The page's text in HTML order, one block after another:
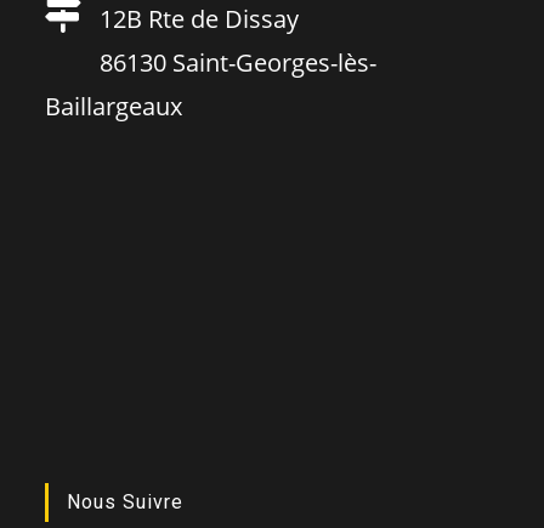
12B Rte de Dissay
86130 Saint-Georges-lès-
Baillargeaux
Nous Suivre